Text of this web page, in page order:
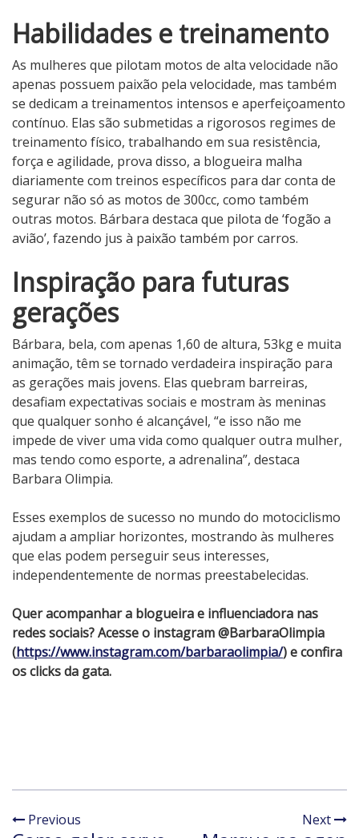
Habilidades e treinamento
As mulheres que pilotam motos de alta velocidade não
apenas possuem paixão pela velocidade, mas também
se dedicam a treinamentos intensos e aperfeiçoamento
contínuo. Elas são submetidas a rigorosos regimes de
treinamento físico, trabalhando em sua resistência,
força e agilidade, prova disso, a blogueira malha
diariamente com treinos específicos para dar conta de
segurar não só as motos de 300cc, como também
outras motos. Bárbara destaca que pilota de ‘fogão a
avião’, fazendo jus à paixão também por carros.
Inspiração para futuras
gerações
Bárbara, bela, com apenas 1,60 de altura, 53kg e muita
animação, têm se tornado verdadeira inspiração para
as gerações mais jovens. Elas quebram barreiras,
desafiam expectativas sociais e mostram às meninas
que qualquer sonho é alcançável, “e isso não me
impede de viver uma vida como qualquer outra mulher,
mas tendo como esporte, a adrenalina”, destaca
Barbara Olimpia.
Esses exemplos de sucesso no mundo do motociclismo
ajudam a ampliar horizontes, mostrando às mulheres
que elas podem perseguir seus interesses,
independentemente de normas preestabelecidas.
Quer acompanhar a blogueira e influenciadora nas
redes sociais? Acesse o instagram @BarbaraOlimpia
(https://www.instagram.com/barbaraolimpia/) e confira
os clicks da gata.
Previous Next